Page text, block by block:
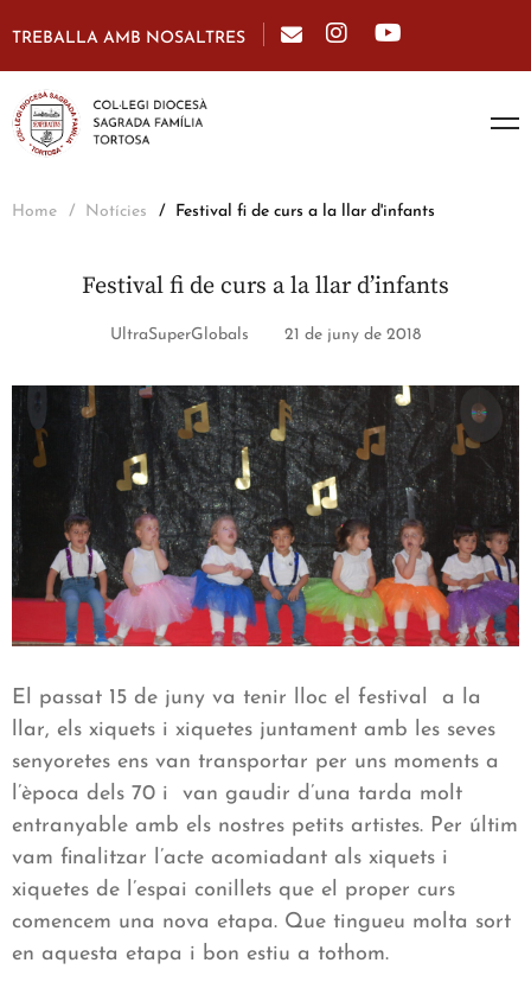
TREBALLA AMB NOSALTRES
Home Notícies Festival fi de curs a la llar d'infants
Festival fi de curs a la llar d’infants
UltraSuperGlobals 21 de juny de 2018
El passat 15 de juny va tenir lloc el festival a la
llar, els xiquets i xiquetes juntament amb les seves
senyoretes ens van transportar per uns moments a
l’època dels 70 i van gaudir d’una tarda molt
entranyable amb els nostres petits artistes. Per últim
vam finalitzar l’acte acomiadant als xiquets i
xiquetes de l’espai conillets que el proper curs
comencem una nova etapa. Que tingueu molta sort
en aquesta etapa i bon estiu a tothom.